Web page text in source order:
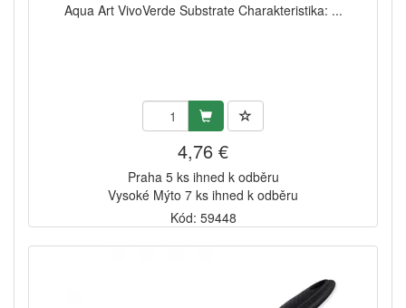
Aqua Art VivoVerde Substrate Charakteristika: ...
4,76 €
Praha 5 ks ihned k odběru
Vysoké Mýto 7 ks ihned k odběru
Kód: 59448